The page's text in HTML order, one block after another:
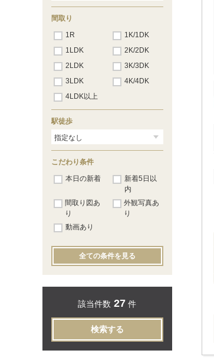
間取り
1R
1K/1DK
1LDK
2K/2DK
2LDK
3K/3DK
3LDK
4K/4DK
4LDK以上
駅徒歩
こだわり条件
本日の新着
新着5日以
内
間取り図あ
り
外観写真あ
り
動画あり
全ての条件を見る
該当件数 27 件
検索する